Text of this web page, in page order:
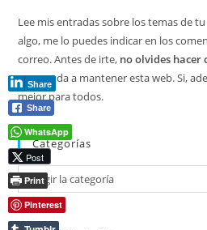
Lee mis entradas sobre los temas de
algo, me lo puedes indicar en los
correo. Antes de irte, no olvides hacer
que ayuda a mantener esta web. Si,
mejor para todos.
Categorías
Categorías
Elegir la categoría
Share
Share
WhatsApp
Post
Print
Pinterest